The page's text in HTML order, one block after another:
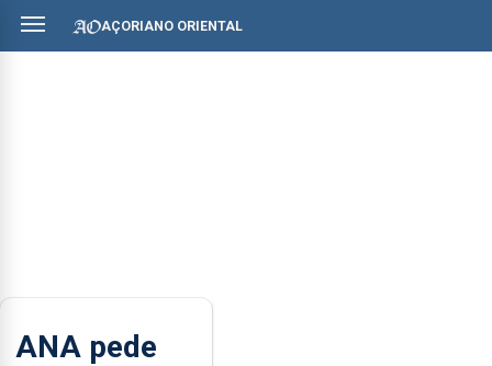
AÇORIANO ORIENTAL
ANA pede